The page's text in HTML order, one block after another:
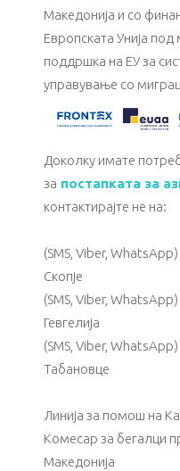
Македонија и со
Европската Унија
поддршка на ЕУ за
управување со
Доколку имате
за постапката за
контактирајте не на:
(SMS, Viber,
Скопје
(SMS, Viber,
Гевгелија
(SMS, Viber,
Табановце
Линија за помош на
Комесар за бегалци
Македонија